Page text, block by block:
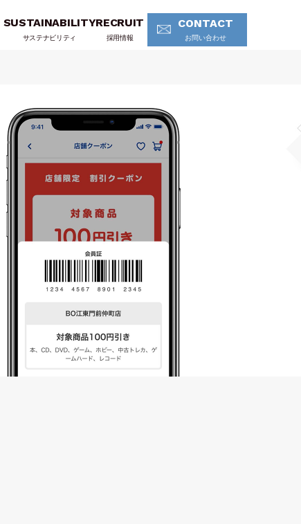
SUSTAINABILITY
サステナビリティ
RECRUIT
採用情報
CONTACT
お問い合わせ